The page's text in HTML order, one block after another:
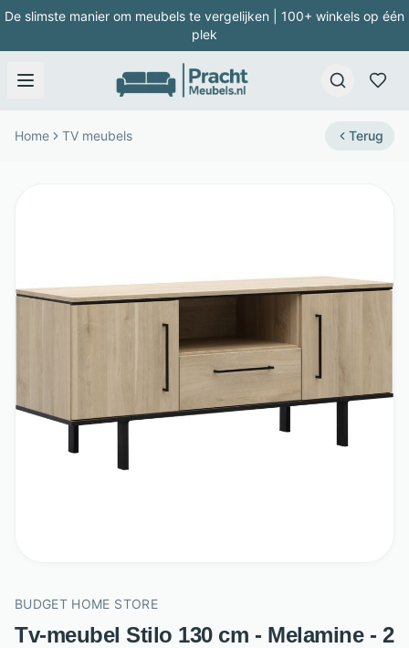
De slimste manier om meubels te vergelijken | 100+ winkels op één
plek
Home TV meubels Terug
BUDGET HOME STORE
Tv-meubel Stilo 130 cm - Melamine - 2